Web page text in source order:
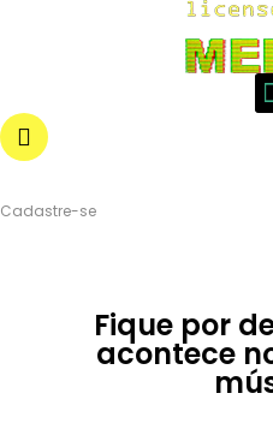
Cadastre-se
Fique por
acontece